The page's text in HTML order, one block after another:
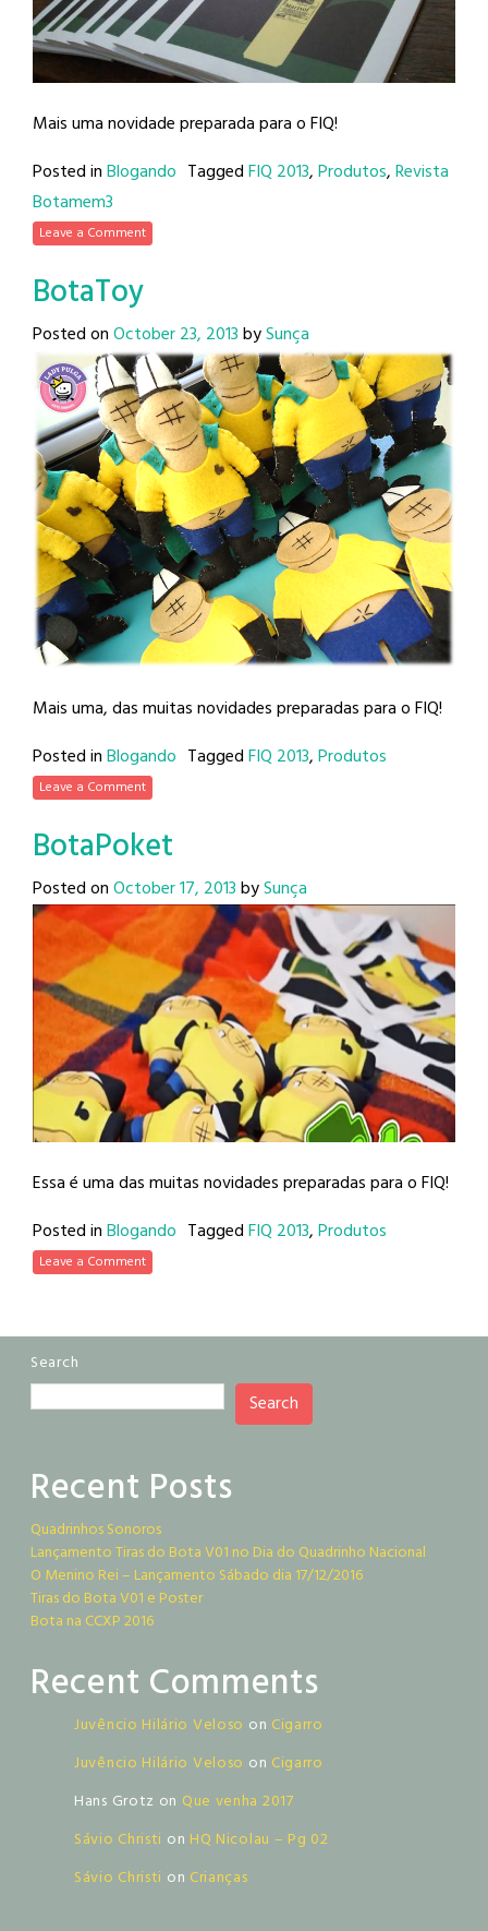
Mais uma novidade preparada para o FIQ!
Posted inBlogando TaggedFIQ 2013,Produtos,Revista
Botamem3
Leave a Comment
BotaToy
Posted onOctober 23, 2013bySunça
Mais uma, das muitas novidades preparadas para o FIQ!
Posted inBlogando TaggedFIQ 2013,Produtos
Leave a Comment
BotaPoket
Posted onOctober 17, 2013bySunça
Essa é uma das muitas novidades preparadas para o FIQ!
Posted inBlogando TaggedFIQ 2013,Produtos
Leave a Comment
Search
Search
Recent Posts
Quadrinhos Sonoros
Lançamento Tiras do Bota V01 no Dia do Quadrinho Nacional
O Menino Rei – Lançamento Sábado dia 17/12/2016
Tiras do Bota V01 e Poster
Bota na CCXP 2016
Recent Comments
Juvêncio Hilário Veloso on Cigarro
Juvêncio Hilário Veloso on Cigarro
Hans Grotz on Que venha 2017
Sávio Christi on HQ Nicolau – Pg 02
Sávio Christi on Crianças